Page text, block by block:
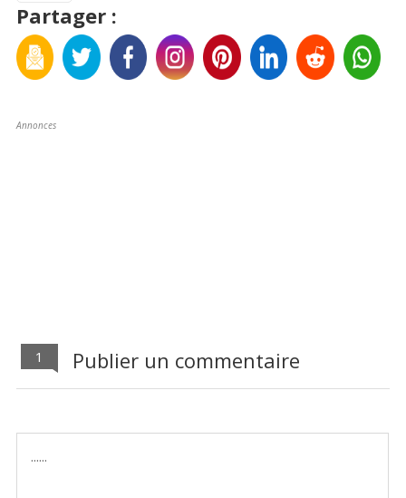
Partager :
Annonces
1 Publier un commentaire